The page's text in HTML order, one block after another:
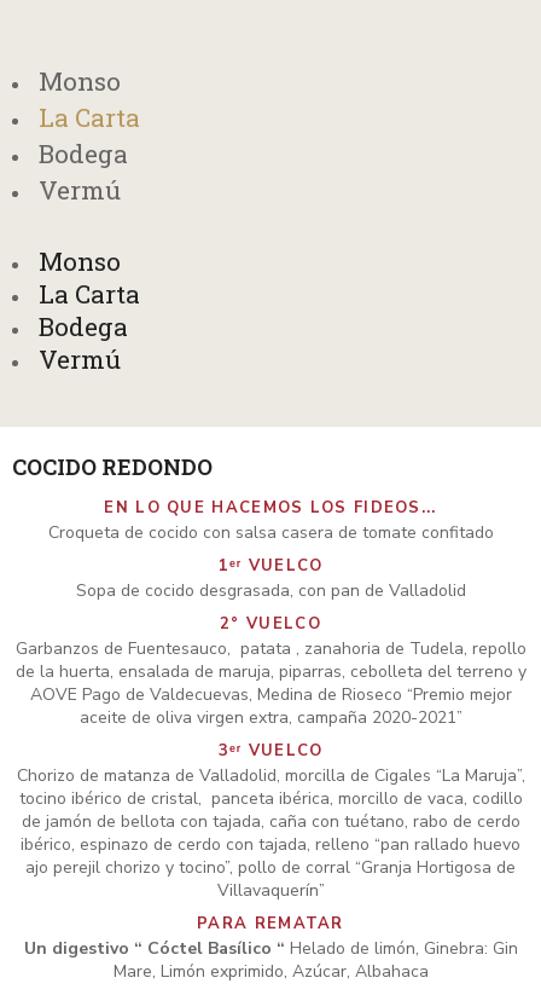
Monso
La Carta
Bodega
Vermú
Monso
La Carta
Bodega
Vermú
COCIDO REDONDO
EN LO QUE HACEMOS LOS FIDEOS...
Croqueta de cocido con salsa casera de tomate confitado
1ᵉʳ VUELCO
Sopa de cocido desgrasada, con pan de Valladolid
2° VUELCO
Garbanzos de Fuentesauco, patata , zanahoria de Tudela, repollo
de la huerta, ensalada de maruja, piparras, cebolleta del terreno y
AOVE Pago de Valdecuevas, Medina de Rioseco “Premio mejor
aceite de oliva virgen extra, campaña 2020-2021”
3ᵉʳ VUELCO
Chorizo de matanza de Valladolid, morcilla de Cigales “La Maruja”,
tocino ibérico de cristal, panceta ibérica, morcillo de vaca, codillo
de jamón de bellota con tajada, caña con tuétano, rabo de cerdo
ibérico, espinazo de cerdo con tajada, relleno “pan rallado huevo
ajo perejil chorizo y tocino”, pollo de corral “Granja Hortigosa de
Villavaquerín”
PARA REMATAR
Un digestivo “ Cóctel Basílico “ Helado de limón, Ginebra: Gin
Mare, Limón exprimido, Azúcar, Albahaca